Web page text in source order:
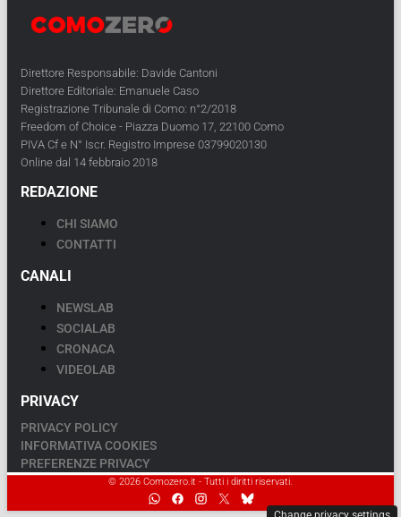
Direttore Responsabile: Davide Cantoni
Direttore Editoriale: Emanuele Caso
Registrazione Tribunale di Como: n°2/2018
Freedom of Choice - Piazza Duomo 17, 22100 Como
PIVA Cf e N° Iscr. Registro Imprese 03799020130
Online dal 14 febbraio 2018
REDAZIONE
CHI SIAMO
CONTATTI
CANALI
NEWSLAB
SOCIALAB
CRONACA
VIDEOLAB
PRIVACY
PRIVACY POLICY
INFORMATIVA COOKIES
PREFERENZE PRIVACY
© 2026 Comozero.it - Tutti i diritti riservati.